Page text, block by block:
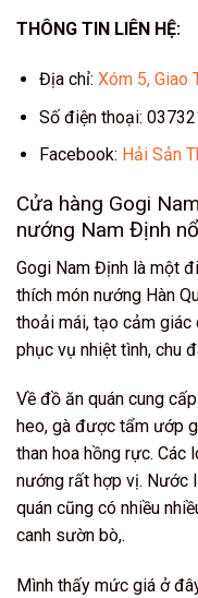
THÔNG TIN LIÊN HỆ:
Địa chỉ: Xóm 5, Giao
Số điện thoại:
Facebook: Hải Sản
Cửa hàng Gogi
nướng Nam Định
Gogi Nam Định là một
thích món nướng Hàn
thoải mái, tạo cảm giác
phục vụ nhiệt tình, chu
Về đồ ăn quán cung
heo, gà được tẩm ướp
than hoa hồng rực. Các
nướng rất hợp vị. Nước
quán cũng có nhiều
canh sườn bò,.
Mình thấy mức giá ở